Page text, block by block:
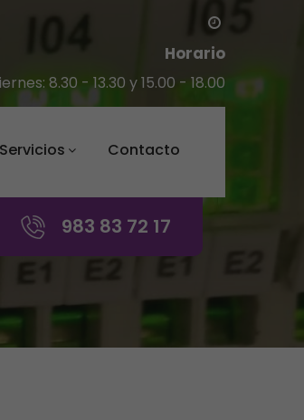
Horario
8.30 - 13.30 y 15.00 - 18.00
Servicios Contacto
983 83 72 17